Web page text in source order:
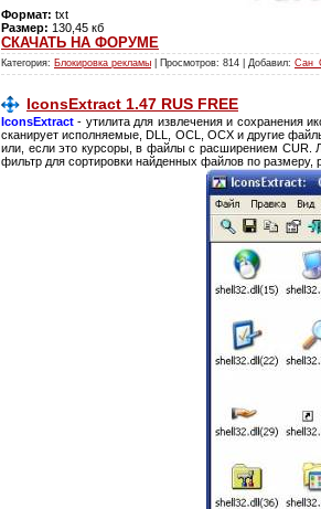
Формат: txt
Размер: 130,45 кб
СКАЧАТЬ НА ФОРУМЕ
Категория: Блокировка рекламы | Просмотров: 814 | Добавил:
IconsExtract 1.47 RUS FREE
IconsExtract - утилита для извлечения и сохранения
сканирует исполняемые, DLL, OCL, OCX и другие
или, если это курсоры, в файлы с расширением CUR.
фильтр для сортировки найденных файлов по размеру,